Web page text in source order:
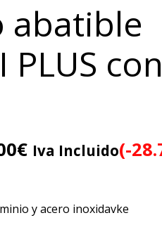
abatible
PLUS
€El
es:
139,00€.
Iva Incluido(-
y acero inoxidavke